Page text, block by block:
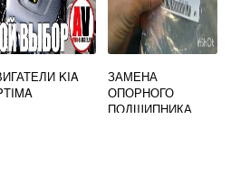
KIA
ЗАМЕНА
ОПОРНОГО
ПОДШИПНИКА